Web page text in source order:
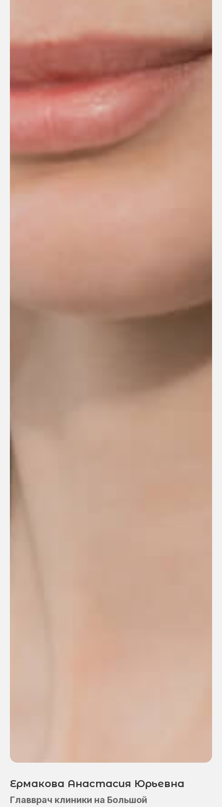
Ермакова Анастасия Юрьевна
Главврач клиники на Большой
Мы помогаем
тем, кто дорог
Мы работаем в тесной связке
с нашей клиникой на Бали
и коллегами из других филиалов
+7 (499) 444 55 08